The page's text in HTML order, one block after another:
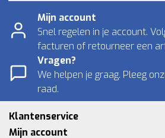
Mijn account
Snel regelen in je account.
facturen of retourneer een
Vragen?
We helpen je graag. Pleeg
raad.
Klantenservice
Mijn account